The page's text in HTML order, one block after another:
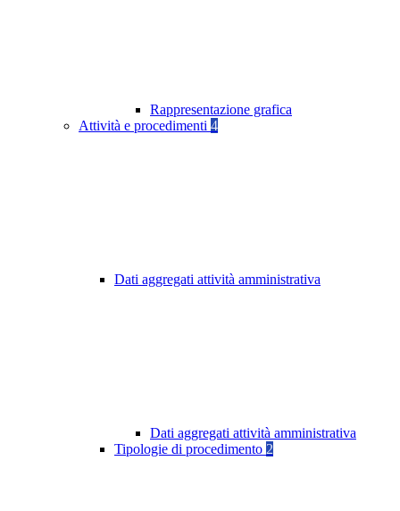
Rappresentazione grafica
Attività e procedimenti 4
Dati aggregati attività amministrativa
Dati aggregati attività amministrativa
Tipologie di procedimento 2